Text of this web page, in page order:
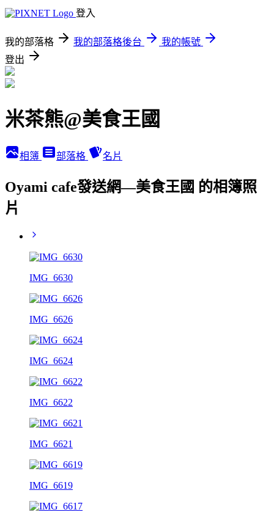
登入
我的部落格 我的部落格後台
我的帳號
登出
米茶熊@美食王國
相簿 部落格 名片
Oyami cafe發送網—美食王國 的相簿照
片
IMG_6630
IMG_6626
IMG_6624
IMG_6622
IMG_6621
IMG_6619